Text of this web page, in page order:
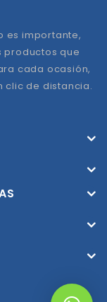
es importante,
productos que
cada ocasión,
clic de distancia.